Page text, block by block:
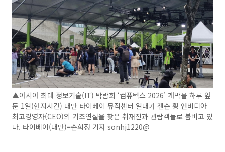
▲아시아 최대 정보기술(IT) 박람회 ‘컴퓨텍스 2026’ 개막을 하루 앞
둔 1일(현지시간) 대만 타이베이 뮤직센터 일대가 젠슨 황 엔비디아
최고경영자(CEO)의 기조연설을 찾은 취재진과 관람객들로 붐비고 있
다. 타이베이(대만)=손희정 기자 sonhj1220@